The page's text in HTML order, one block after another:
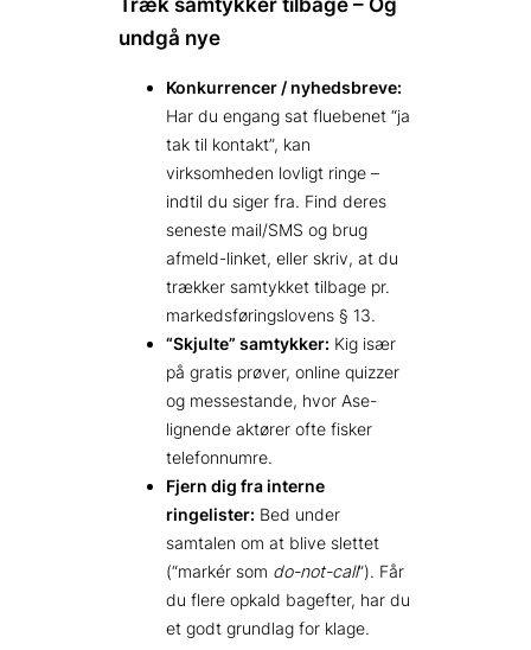
undgå nye
Konkurrencer / nyhedsbreve:
Har du engang sat fluebenet “ja
tak til kontakt”, kan
virksomheden lovligt ringe –
indtil du siger fra. Find deres
seneste mail/SMS og brug
afmeld-linket, eller skriv, at du
trækker samtykket tilbage pr.
markedsføringslovens § 13.
“Skjulte” samtykker: Kig især
på gratis prøver, online quizzer
og messestande, hvor Ase-
lignende aktører ofte fisker
telefonnumre.
Fjern dig fra interne
ringelister: Bed under
samtalen om at blive slettet
(“markér som do-not-call”). Får
du flere opkald bagefter, har du
et godt grundlag for klage.